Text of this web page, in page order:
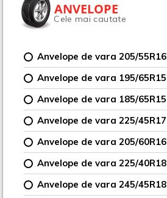
ANVELOPE
Cele mai cautate
Anvelope de vara 205/55R16
Anvelope de vara 195/65R15
Anvelope de vara 185/65R15
Anvelope de vara 225/45R17
Anvelope de vara 205/60R16
Anvelope de vara 225/40R18
Anvelope de vara 245/45R18